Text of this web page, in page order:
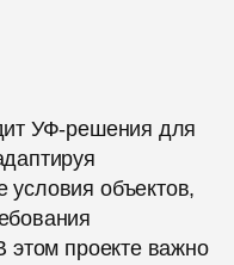
УФ-решения для
объектов,
этом проекте важно